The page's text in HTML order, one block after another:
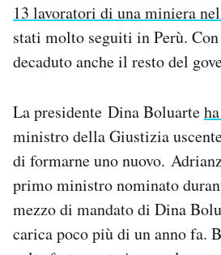
Area Personale
Newsletter
Esci
13 lavoratori di una miniera
stati molto seguiti in Perù.
decaduto anche il resto del
La presidente Dina Boluarte
ministro della Giustizia
di formarne uno nuovo.
primo ministro nominato
mezzo di mandato di Dina
carica poco più di un anno fa.